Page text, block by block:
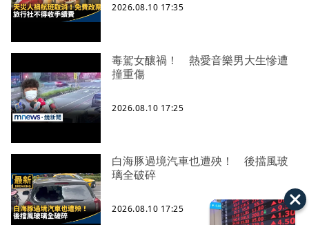
2026.08.10 17:35
毒駕女釀禍！ 熱愛音樂男大生慘遭
撞重傷
2026.08.10 17:25
白海豚過境汽車也遭殃！ 後擋風玻
璃全破碎
2026.08.10 17:25